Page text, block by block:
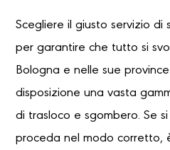
Scegliere il giusto servizio di
per garantire che tutto si
Bologna e nelle sue
disposizione una vasta
di trasloco e sgombero. Se
proceda nel modo corretto,